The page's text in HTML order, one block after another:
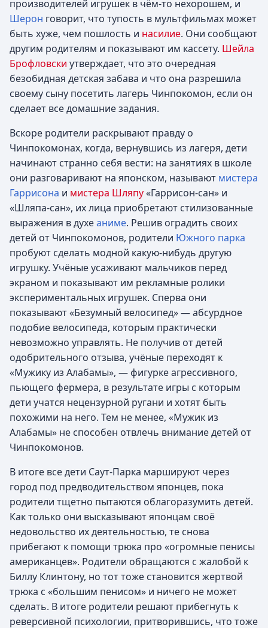
производителей игрушек в чём-то нехорошем, и
Шерон говорит, что тупость в мультфильмах может
быть хуже, чем пошлость и насилие. Они сообщают
другим родителям и показывают им кассету. Шейла
Брофловски утверждает, что это очередная
безобидная детская забава и что она разрешила
своему сыну посетить лагерь Чинпокомон, если он
сделает все домашние задания.
Вскоре родители раскрывают правду о
Чинпокомонах, когда, вернувшись из лагеря, дети
начинают странно себя вести: на занятиях в школе
они разговаривают на японском, называют мистера
Гаррисона и мистера Шляпу«Гаррисон-сан» и
«Шляпа-сан», их лица приобретают стилизованные
выражения в духеаниме. Решив оградить своих
детей от Чинпокомонов, родители Южного парка
пробуют сделать модной какую-нибудь другую
игрушку. Учёные усаживают мальчиков перед
экраном и показывают им рекламные ролики
экспериментальных игрушек. Сперва они
показывают «Безумный велосипед» — абсурдное
подобие велосипеда, которым практически
невозможно управлять. Не получив от детей
одобрительного отзыва, учёные переходят к
«Мужику из Алабамы», — фигурке агрессивного,
пьющего фермера, в результате игры с которым
дети учатся нецензурной ругани и хотят быть
похожими на него. Тем не менее, «Мужик из
Алабамы» не способен отвлечь внимание детей от
Чинпокомонов.
В итоге все дети Саут-Парка маршируют через
город под предводительством японцев, пока
родители тщетно пытаются облагоразумить детей.
Как только они высказывают японцам своё
недовольство их деятельностью, те снова
прибегают к помощи трюка про «огромные пенисы
американцев». Родители обращаются с жалобой к
Биллу Клинтону, но тот тоже становится жертвой
трюка с «большим пенисом» и ничего не может
сделать. В итоге родители решают прибегнуть к
реверсивной психологии, притворившись, что тоже